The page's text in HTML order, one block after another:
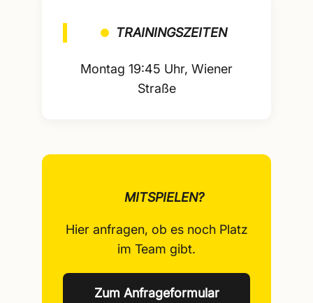
TRAININGSZEITEN
Montag 19:45 Uhr, Wiener
Straße
MITSPIELEN?
Hier anfragen, ob es noch Platz
im Team gibt.
Zum Anfrageformular